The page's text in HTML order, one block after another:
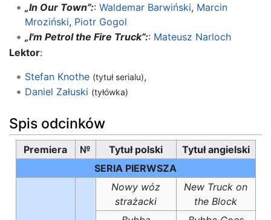
„In Our Town”:: Waldemar Barwiński, Marcin
Mroziński, Piotr Gogol
„I'm Petrol the Fire Truck”:: Mateusz Narloch
Lektor:
Stefan Knothe (tytuł serialu),
Daniel Załuski (tyłówka)
Spis odcinków
Premiera № Tytuł polski
Tytuł angielski
SERIA PIERWSZA
Nowy wóz
strażacki
New Truck on
the Block